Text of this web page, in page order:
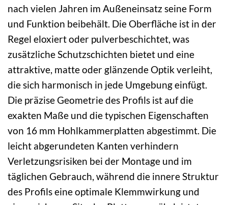
nach vielen Jahren im Außeneinsatz seine Form
und Funktion beibehält. Die Oberfläche ist in der
Regel eloxiert oder pulverbeschichtet, was
zusätzliche Schutzschichten bietet und eine
attraktive, matte oder glänzende Optik verleiht,
die sich harmonisch in jede Umgebung einfügt.
Die präzise Geometrie des Profils ist auf die
exakten Maße und die typischen Eigenschaften
von 16 mm Hohlkammerplatten abgestimmt. Die
leicht abgerundeten Kanten verhindern
Verletzungsrisiken bei der Montage und im
täglichen Gebrauch, während die innere Struktur
des Profils eine optimale Klemmwirkung und